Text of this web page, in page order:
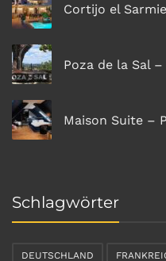
Cortijo el
Poza de la Sal
Maison Suite –
Schlagwörter
DEUTSCHLAND